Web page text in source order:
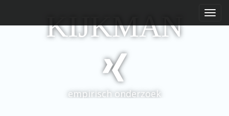
r
KIJKMAN
empirisch onderzoek